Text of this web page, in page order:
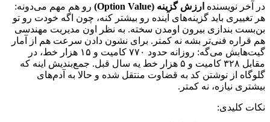
در آخر نویسنده ارزش گزینه (Option Value) رو هم مهم می‌دونه:
هر تغییری باید گزینه‌های آینده رو بیشتر کنه، چون اگه خودت رو تو
بن‌بست بندازی بیرون اومدن سخته. به نظر اون مدیریت مهندسی
هم قراره فنی‌تر بشه نه کمتر. برای نشون دادن سرعت هم از
آمار
گیت‌هابش می‌گه: روزانه حدود ۷۷۰ کامیت و ۱۵ هزار خط، در
مقابل ۳۲۸ کامیت و ۵ هزار خط یه سال قبل. جمع‌بندیش اینه که
گلوگاه از نوشتن کد به قضاوت منتقل شده و حالا به آدم‌های
بیشتری نیازه، نه کمتر.
نکات کلیدی: